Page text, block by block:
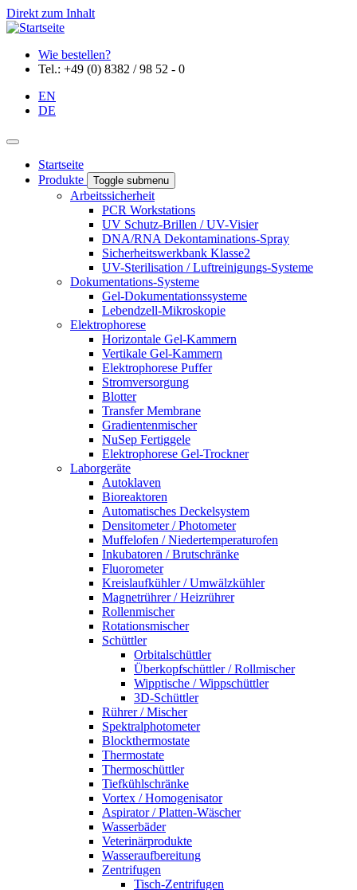
Direkt zum Inhalt
Wie bestellen?
Tel.: +49 (0) 8382 / 98 52 - 0
EN
DE
Startseite
Produkte
Toggle submenu
Arbeitssicherheit
PCR Workstations
UV Schutz-Brillen / UV-Visier
DNA/RNA Dekontaminations-Spray
Sicherheitswerkbank Klasse2
UV-Sterilisation / Luftreinigungs-Systeme
Dokumentations-Systeme
Gel-Dokumentationssysteme
Lebendzell-Mikroskopie
Elektrophorese
Horizontale Gel-Kammern
Vertikale Gel-Kammern
Elektrophorese Puffer
Stromversorgung
Blotter
Transfer Membrane
Gradientenmischer
NuSep Fertiggele
Elektrophorese Gel-Trockner
Laborgeräte
Autoklaven
Bioreaktoren
Automatisches Deckelsystem
Densitometer / Photometer
Muffelofen / Niedertemperaturofen
Inkubatoren / Brutschränke
Fluorometer
Kreislaufkühler / Umwälzkühler
Magnetrührer / Heizrührer
Rollenmischer
Rotationsmischer
Schüttler
Orbitalschüttler
Überkopfschüttler / Rollmischer
Wipptische / Wippschüttler
3D-Schüttler
Rührer / Mischer
Spektralphotometer
Blockthermostate
Thermostate
Thermoschüttler
Tiefkühlschränke
Vortex / Homogenisator
Aspirator / Platten-Wäscher
Wasserbäder
Veterinärprodukte
Wasseraufbereitung
Zentrifugen
Tisch-Zentrifugen